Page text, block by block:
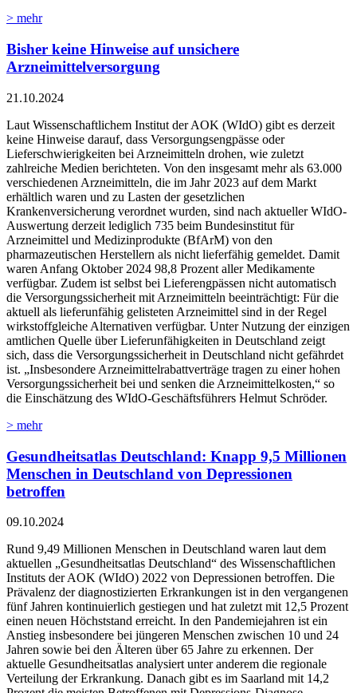
> mehr
Bisher keine Hinweise auf unsichere
Arzneimittelversorgung
21.10.2024
Laut Wissenschaftlichem Institut der AOK (WIdO) gibt es derzeit
keine Hinweise darauf, dass Versorgungsengpässe oder
Lieferschwierigkeiten bei Arzneimitteln drohen, wie zuletzt
zahlreiche Medien berichteten. Von den insgesamt mehr als 63.000
verschiedenen Arzneimitteln, die im Jahr 2023 auf dem Markt
erhältlich waren und zu Lasten der gesetzlichen
Krankenversicherung verordnet wurden, sind nach aktueller WIdO-
Auswertung derzeit lediglich 735 beim Bundesinstitut für
Arzneimittel und Medizinprodukte (BfArM) von den
pharmazeutischen Herstellern als nicht lieferfähig gemeldet. Damit
waren Anfang Oktober 2024 98,8 Prozent aller Medikamente
verfügbar. Zudem ist selbst bei Lieferengpässen nicht automatisch
die Versorgungssicherheit mit Arzneimitteln beeinträchtigt: Für die
aktuell als lieferunfähig gelisteten Arzneimittel sind in der Regel
wirkstoffgleiche Alternativen verfügbar. Unter Nutzung der einzigen
amtlichen Quelle über Lieferunfähigkeiten in Deutschland zeigt
sich, dass die Versorgungssicherheit in Deutschland nicht gefährdet
ist. „Insbesondere Arzneimittelrabattverträge tragen zu einer hohen
Versorgungssicherheit bei und senken die Arzneimittelkosten,“ so
die Einschätzung des WIdO-Geschäftsführers Helmut Schröder.
> mehr
Gesundheitsatlas Deutschland: Knapp 9,5 Millionen
Menschen in Deutschland von Depressionen
betroffen
09.10.2024
Rund 9,49 Millionen Menschen in Deutschland waren laut dem
aktuellen „Gesundheitsatlas Deutschland“ des Wissenschaftlichen
Instituts der AOK (WIdO) 2022 von Depressionen betroffen. Die
Prävalenz der diagnostizierten Erkrankungen ist in den vergangenen
fünf Jahren kontinuierlich gestiegen und hat zuletzt mit 12,5 Prozent
einen neuen Höchststand erreicht. In den Pandemiejahren ist ein
Anstieg insbesondere bei jüngeren Menschen zwischen 10 und 24
Jahren sowie bei den Älteren über 65 Jahre zu erkennen. Der
aktuelle Gesundheitsatlas analysiert unter anderem die regionale
Verteilung der Erkrankung. Danach gibt es im Saarland mit 14,2